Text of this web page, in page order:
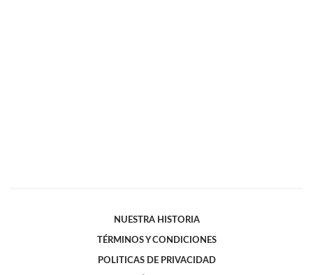
NUESTRA HISTORIA
TÉRMINOS Y CONDICIONES
POLITICAS DE PRIVACIDAD